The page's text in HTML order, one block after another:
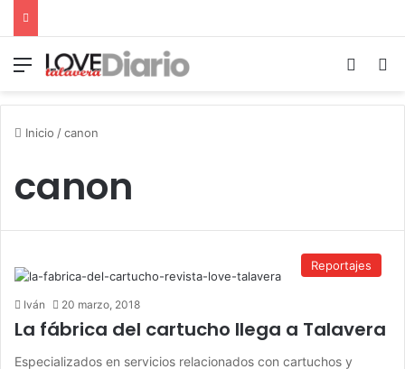
Menú
Inicio /canon
canon
Reportajes
Iván 20 marzo, 2018
La fábrica del cartucho llega a Talavera
Especializados en servicios relacionados con cartuchos y